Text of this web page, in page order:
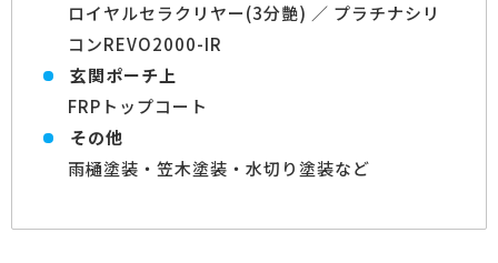
ロイヤルセラクリヤー(3分艶) ／ プラチナシリ
コンREVO2000-IR
玄関ポーチ上
FRPトップコート
その他
雨樋塗装・笠木塗装・水切り塗装など